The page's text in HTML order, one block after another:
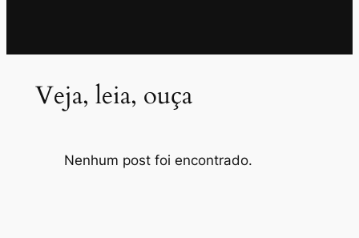
Veja, leia, ouça
Nenhum post foi encontrado.